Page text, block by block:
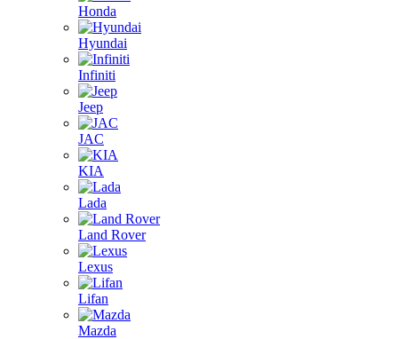
Honda
Hyundai
Infiniti
Jeep
JAC
KIA
Lada
Land Rover
Lexus
Lifan
Mazda